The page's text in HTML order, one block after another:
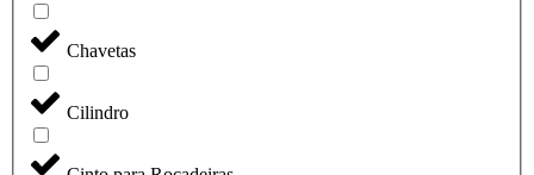
Chavetas
Cilindro